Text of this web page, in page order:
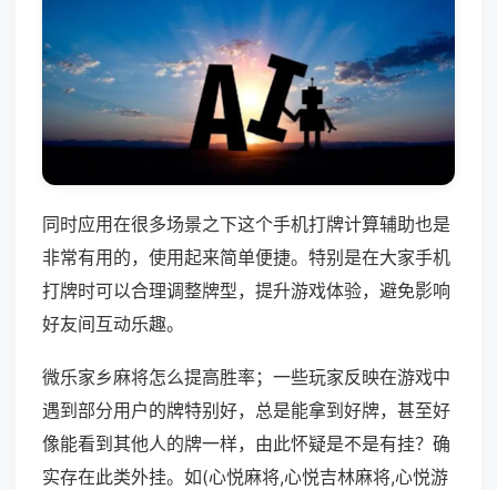
同时应用在很多场景之下这个手机打牌计算辅助也是
非常有用的，使用起来简单便捷。特别是在大家手机
打牌时可以合理调整牌型，提升游戏体验，避免影响
好友间互动乐趣。
微乐家乡麻将怎么提高胜率；一些玩家反映在游戏中
遇到部分用户的牌特别好，总是能拿到好牌，甚至好
像能看到其他人的牌一样，由此怀疑是不是有挂？确
实存在此类外挂。如(心悦麻将,心悦吉林麻将,心悦游